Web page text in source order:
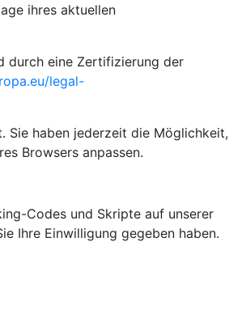
ihres aktuellen
durch eine Zertifizierung der
legal-
Sie haben jederzeit die Möglichkeit,
Browsers anpassen.
Codes und Skripte auf unserer
Ihre Einwilligung gegeben haben.